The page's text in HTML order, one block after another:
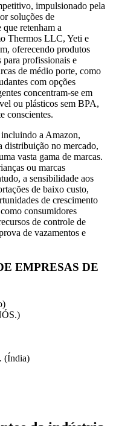
impulsionado pela
soluções de
que retenham a
Thermos LLC, Yeti e
oferecendo produtos
para profissionais e
de médio porte, como
com opções
concentram-se em
ou plásticos sem BPA,
conscientes.
a Amazon,
distribuição no mercado,
vasta gama de marcas.
ou marcas
a sensibilidade aos
de baixo custo,
de crescimento
consumidores
de controle de
de vazamentos e
EMPRESAS DE
(Índia)